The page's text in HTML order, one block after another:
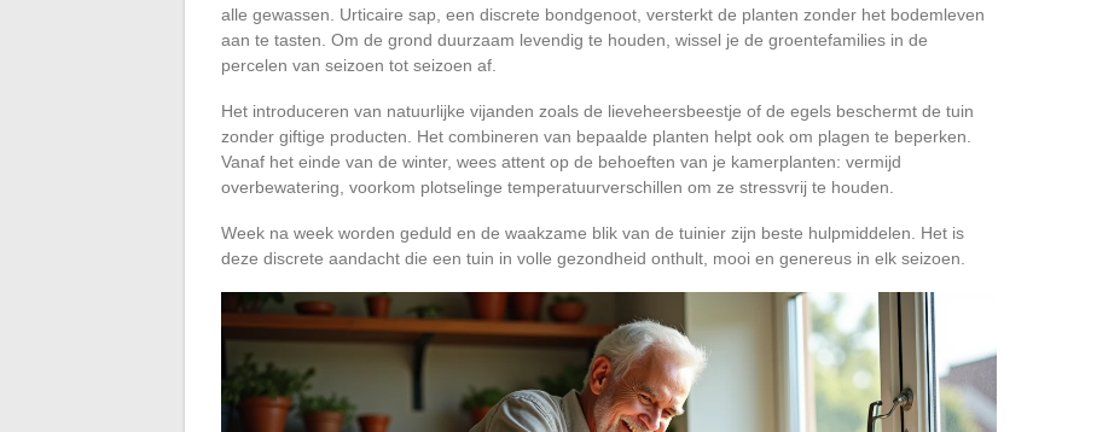
alle gewassen. Urticaire sap, een discrete bondgenoot, versterkt de planten zonder het bodemleven
aan te tasten. Om de grond duurzaam levendig te houden, wissel je de groentefamilies in de
percelen van seizoen tot seizoen af.
Het introduceren van natuurlijke vijanden zoals de lieveheersbeestje of de egels beschermt de tuin
zonder giftige producten. Het combineren van bepaalde planten helpt ook om plagen te beperken.
Vanaf het einde van de winter, wees attent op de behoeften van je kamerplanten: vermijd
overbewatering, voorkom plotselinge temperatuurverschillen om ze stressvrij te houden.
Week na week worden geduld en de waakzame blik van de tuinier zijn beste hulpmiddelen. Het is
deze discrete aandacht die een tuin in volle gezondheid onthult, mooi en genereus in elk seizoen.